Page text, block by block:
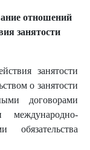
отношений
занятости
занятости
о занятости
договорами